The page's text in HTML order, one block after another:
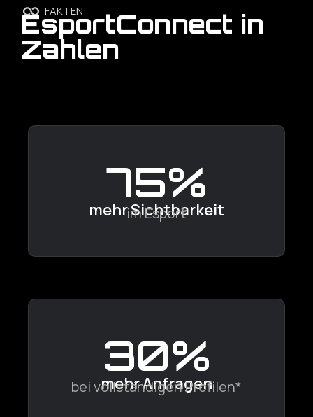
FAKTEN
EsportConnect in
Zahlen
39%
mehr Anfragen
bei vollständigen Profilen*
99%
mehr Sichtbarkeit
im Esport